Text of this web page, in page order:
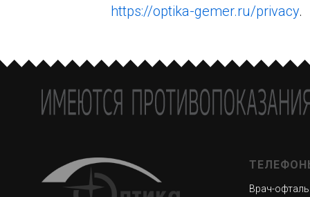
https://optika-gemer.ru/privacy.
Врач-